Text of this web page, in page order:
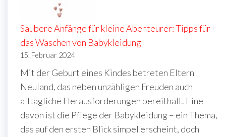
Saubere Anfänge für kleine Abenteurer: Tipps für
das Waschen von Babykleidung
15. Februar 2024
Mit der Geburt eines Kindes betreten Eltern
Neuland, das neben unzähligen Freuden auch
alltägliche Herausforderungen bereithält. Eine
davon ist die Pflege der Babykleidung – ein Thema,
das auf den ersten Blick simpel erscheint, doch